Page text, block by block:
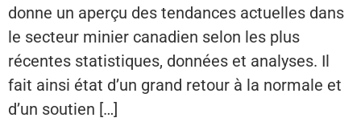
donne un aperçu des tendances actuelles dans
le secteur minier canadien selon les plus
récentes statistiques, données et analyses. Il
fait ainsi état d’un grand retour à la normale et
d’un soutien […]